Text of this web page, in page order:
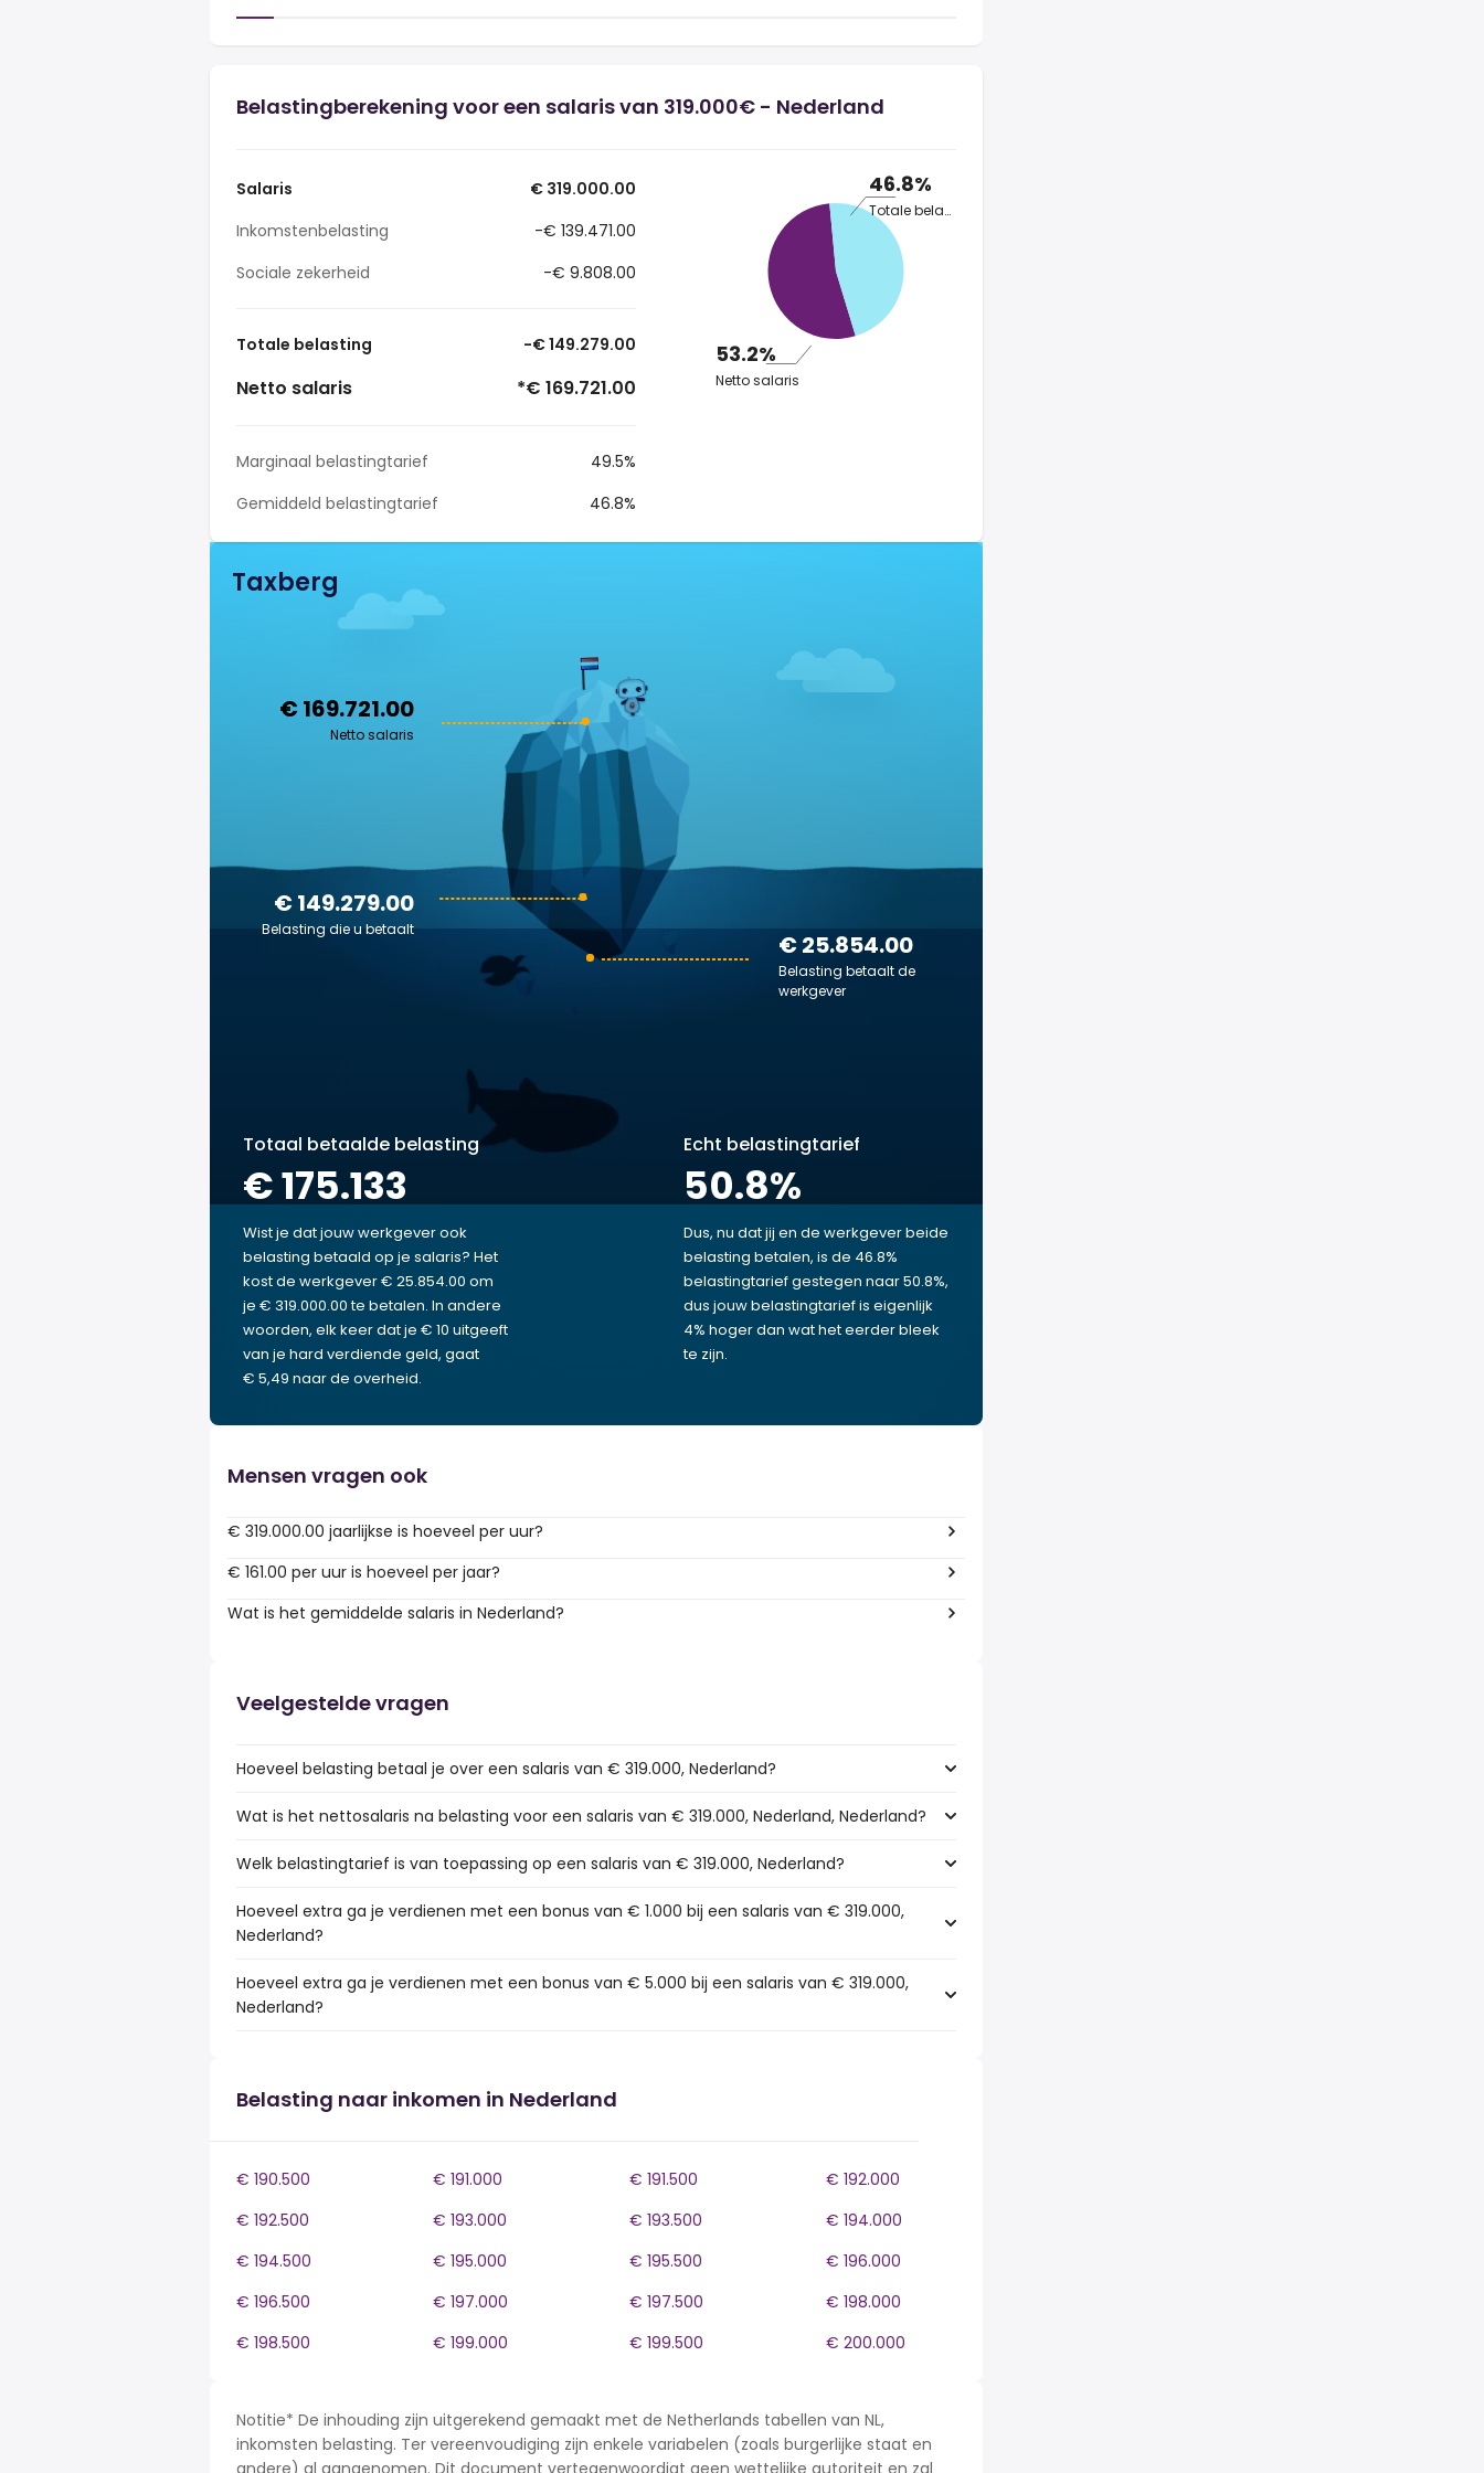
Belastingberekening voor een salaris van 319.000€ - Nederland
Salaris
€ 319.000.00
Inkomstenbelasting
-€ 139.471.00
Sociale zekerheid
-€ 9.808.00
Totale belasting -€ 149.279.00
Netto salaris *€ 169.721.00
Marginaal belastingtarief
49.5%
Gemiddeld belastingtarief
46.8%
46.8%
Totale belasting
53.2%
Netto salaris
Taxberg
€ 169.721.00
Netto salaris
€ 25.854.00
Belasting betaalt de
werkgever
€ 149.279.00
Belasting die u betaalt
Totaal betaalde belasting
€ 175.133
Wist je dat jouw werkgever ook
belasting betaald op je salaris? Het
kost de werkgever € 25.854.00 om
je € 319.000.00 te betalen. In andere
woorden, elk keer dat je € 10 uitgeeft
van je hard verdiende geld, gaat
€ 5,49 naar de overheid.
Echt belastingtarief
50.8%
Dus, nu dat jij en de werkgever beide
belasting betalen, is de 46.8%
belastingtarief gestegen naar 50.8%,
dus jouw belastingtarief is eigenlijk
4% hoger dan wat het eerder bleek
te zijn.
Mensen vragen ook
€ 319.000.00 jaarlijkse is hoeveel per uur?
€ 161.00 per uur is hoeveel per jaar?
Wat is het gemiddelde salaris in Nederland?
Veelgestelde vragen
Hoeveel belasting betaal je over een salaris van € 319.000, Nederland?
Wat is het nettosalaris na belasting voor een salaris van € 319.000, Nederland, Nederland?
Welk belastingtarief is van toepassing op een salaris van € 319.000, Nederland?
Hoeveel extra ga je verdienen met een bonus van € 1.000 bij een salaris van € 319.000,
Nederland?
Hoeveel extra ga je verdienen met een bonus van € 5.000 bij een salaris van € 319.000,
Nederland?
Belasting naar inkomen in Nederland
€ 190.500 € 191.000 € 191.500
€ 192.000
€ 192.500
€ 193.000 € 193.500
€ 194.000
€ 194.500
€ 195.000 € 195.500
€ 196.000
€ 196.500
€ 197.000 € 197.500
€ 198.000
€ 198.500
€ 199.000 € 199.500 € 200.000
Notitie* De inhouding zijn uitgerekend gemaakt met de Netherlands tabellen van NL,
inkomsten belasting. Ter vereenvoudiging zijn enkele variabelen (zoals burgerlijke staat en
andere) al aangenomen. Dit document vertegenwoordigt geen wettelijke autoriteit en zal